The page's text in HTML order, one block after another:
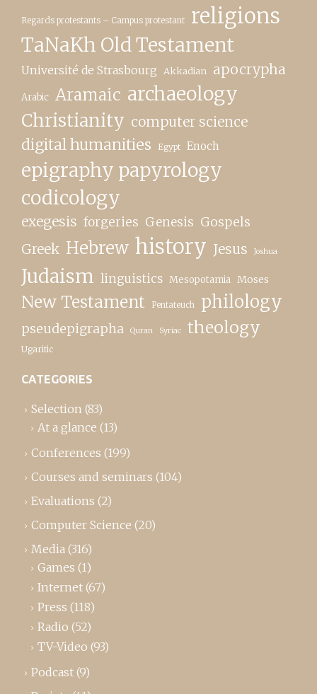
Regards protestants – Campus protestant religions
TaNaKh Old Testament
Université de Strasbourg Akkadian apocrypha
Arabic Aramaic archaeology
Christianity computer science
digital humanities Egypt Enoch
epigraphy papyrology
codicology
exegesis forgeries Genesis Gospels
Greek Hebrew history Jesus Joshua
Judaism linguistics Mesopotamia Moses
New Testament Pentateuch philology
pseudepigrapha Quran Syriac theology
Ugaritic
CATEGORIES
Selection (83)
At a glance (13)
Conferences (199)
Courses and seminars (104)
Evaluations (2)
Computer Science (20)
Media (316)
Games (1)
Internet (67)
Press (118)
Radio (52)
TV-Video (93)
Podcast (9)